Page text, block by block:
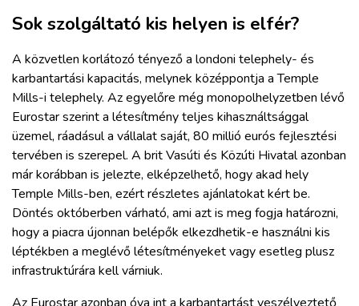
Sok szolgáltató kis helyen is elfér?
A közvetlen korlátozó tényező a londoni telephely- és
karbantartási kapacitás, melynek középpontja a Temple
Mills-i telephely. Az egyelőre még monopolhelyzetben lévő
Eurostar szerint a létesítmény teljes kihasználtsággal
üzemel, ráadásul a vállalat saját, 80 millió eurós fejlesztési
tervében is szerepel. A brit Vasúti és Közúti Hivatal azonban
már korábban is jelezte, elképzelhető, hogy akad hely
Temple Mills-ben, ezért részletes ajánlatokat kért be.
Döntés októberben várható, ami azt is meg fogja határozni,
hogy a piacra újonnan belépők elkezdhetik-e használni kis
léptékben a meglévő létesítményeket vagy esetleg plusz
infrastruktúrára kell várniuk.